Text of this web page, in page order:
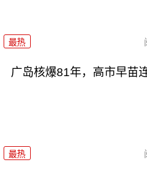
最热
广岛核爆81年，高市早苗
最热